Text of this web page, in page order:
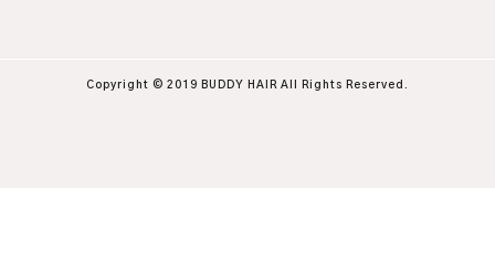
Copyright © 2019 BUDDY HAIR All Rights Reserved.